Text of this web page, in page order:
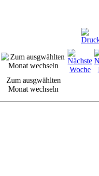
Zum ausgwählten
Monat wechseln